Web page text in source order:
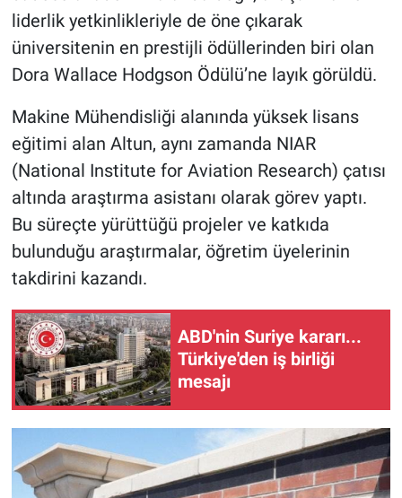
liderlik yetkinlikleriyle de öne çıkarak
üniversitenin en prestijli ödüllerinden biri olan
Dora Wallace Hodgson Ödülü’ne layık görüldü.
Makine Mühendisliği alanında yüksek lisans
eğitimi alan Altun, aynı zamanda NIAR
(National Institute for Aviation Research) çatısı
altında araştırma asistanı olarak görev yaptı.
Bu süreçte yürüttüğü projeler ve katkıda
bulunduğu araştırmalar, öğretim üyelerinin
takdirini kazandı.
ABD'nin Suriye kararı...
Türkiye'den iş birliği
mesajı